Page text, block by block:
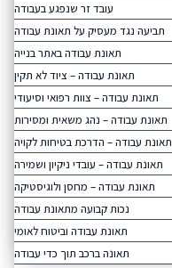
עובד זר שנפגע בעבודה
תביעה נגד מעסיק על תאונת עבודה
תאונת עבודה באתר בנייה
תאונת עבודה – ציוד לא תקין
תאונת עבודה – צוות רפואי וסיעודי
תאונת עבודה – נהג משאית ומסירות
תאונת עבודה – הדרכת בטיחות לקויה
תאונת עבודה – עובדי ניקיון ושמירה
תאונת עבודה – מחסן ולוגיסטיקה
נכות קבועה מתאונת עבודה
תאונת עבודה וביטוח לאומי
תאונה ברכב תוך כדי עבודה